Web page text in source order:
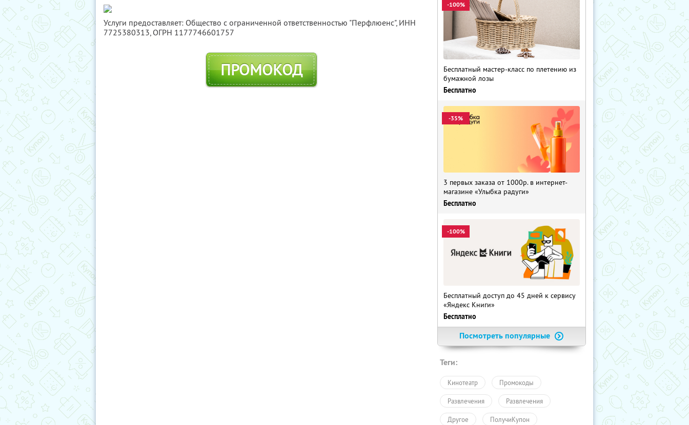
Услуги предоставляет: Общество с ограниченной ответственностью "Перфлюенс", ИНН
7725380313, ОГРН 1177746601757
ПРОМОКОД
-100%
Бесплатный мастер-класс по плетению из
бумажной лозы
Бесплатно
-35%
3 первых заказа от 1000р. в интернет-
магазине «Улыбка радуги»
Бесплатно
-100%
Бесплатный доступ до 45 дней к сервису
«Яндекс Книги»
Бесплатно
Посмотреть популярные
Теги:
Кинотеатр Промокоды
Развлечения Развлечения
Другое ПолучиКупон